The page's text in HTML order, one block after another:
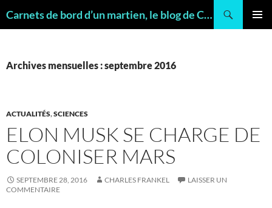
Carnets de bord d’un martien, le blog de Charles FRANKEL, géologue
Archives mensuelles : septembre 2016
ACTUALITÉS,SCIENCES
ELON MUSK SE CHARGE DE
COLONISER MARS
SEPTEMBRE 28, 2016 CHARLES FRANKEL
LAISSER UN
COMMENTAIRE